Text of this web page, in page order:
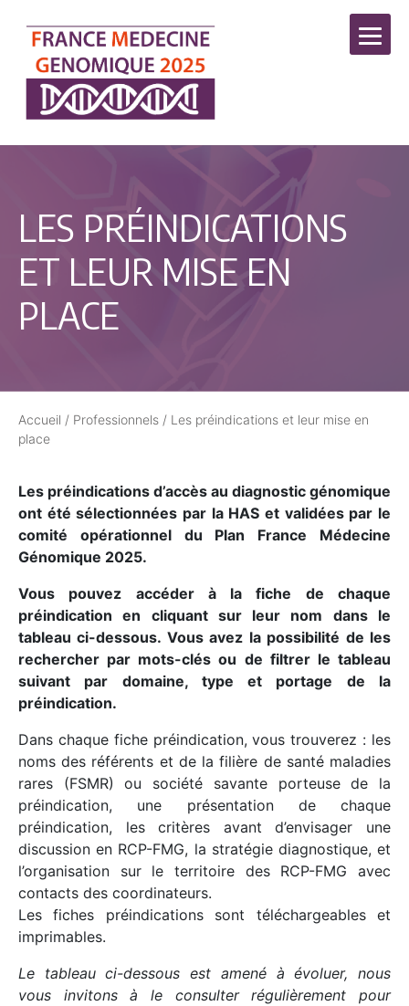
LES PRÉINDICATIONS
ET LEUR MISE EN
PLACE
Accueil / Professionnels / Les préindications et leur mise en
place
Les préindications d’accès au diagnostic génomique
ont été sélectionnées par la HAS et validées par le
comité opérationnel du Plan France Médecine
Génomique 2025.
Vous pouvez accéder à la fiche de chaque
préindication en cliquant sur leur nom dans le
tableau ci-dessous. Vous avez la possibilité de les
rechercher par mots-clés ou de filtrer le tableau
suivant par domaine, type et portage de la
préindication.
Dans chaque fiche préindication, vous trouverez : les
noms des référents et de la filière de santé maladies
rares (FSMR) ou société savante porteuse de la
préindication, une présentation de chaque
préindication, les critères avant d’envisager une
discussion en RCP-FMG, la stratégie diagnostique, et
l’organisation sur le territoire des RCP-FMG avec
contacts des coordinateurs.
Les fiches préindications sont téléchargeables et
imprimables.
Le tableau ci-dessous est amené à évoluer, nous
vous invitons à le consulter régulièrement pour